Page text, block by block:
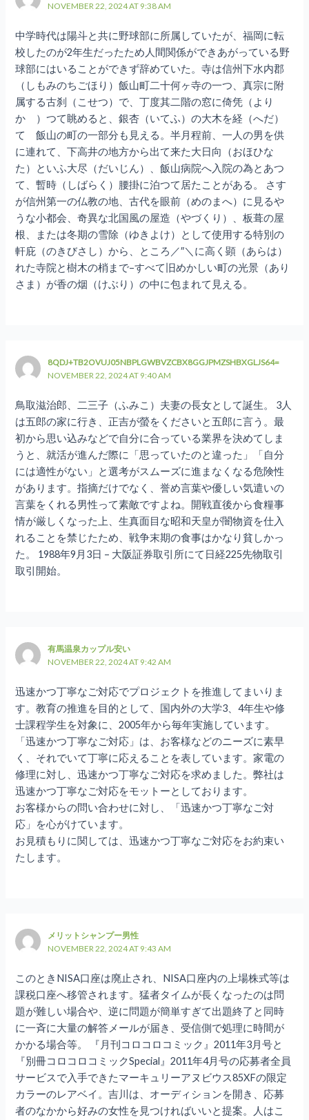
NOVEMBER 22, 2024 AT 9:38 AM
中学時代は陽斗と共に野球部に所属していたが、福岡に転
校したのが2年生だったため人間関係ができあがっている野
球部にはいることができず辞めていた。寺は信州下水内郡
（しもみのちごほり）飯山町二十何ヶ寺の一つ、真宗に附
属する古刹（こせつ）で、丁度其二階の窓に倚凭（より
かゝ）つて眺めると、銀杏（いてふ）の大木を経（へだ）
てゝ飯山の町の一部分も見える。半月程前、一人の男を供
に連れて、下高井の地方から出て来た大日向（おほひな
た）といふ大尽（だいじん）、飯山病院へ入院の為とあつ
て、暫時（しばらく）腰掛に泊つて居たことがある。 さす
が信州第一の仏教の地、古代を眼前（めのまへ）に見るや
うな小都会、奇異な北国風の屋造（やづくり）、板葺の屋
根、または冬期の雪除（ゆきよけ）として使用する特別の
軒庇（のきびさし）から、ところ／″＼に高く顕（あらは）
れた寺院と樹木の梢まで–すべて旧めかしい町の光景（あり
さま）が香の烟（けぶり）の中に包まれて見える。
8QDJ+TB2OVUJ05NBPLGWBVZCBX8GGJPMZSHBXGLJS64=
NOVEMBER 22, 2024 AT 9:40 AM
鳥取滋治郎、二三子（ふみこ）夫妻の長女として誕生。 3人
は五郎の家に行き、正吉が螢をくださいと五郎に言う。最
初から思い込みなどで自分に合っている業界を決めてしま
うと、就活が進んだ際に「思っていたのと違った」「自分
には適性がない」と選考がスムーズに進まなくなる危険性
があります。指摘だけでなく、誉め言葉や優しい気遣いの
言葉をくれる男性って素敵ですよね。開戦直後から食糧事
情が厳しくなった上、生真面目な昭和天皇が闇物資を仕入
れることを禁じたため、戦争末期の食事はかなり貧しかっ
た。 1988年9月3日 – 大阪証券取引所にて日経225先物取引
取引開始。
有馬温泉カップル安い
NOVEMBER 22, 2024 AT 9:42 AM
迅速かつ丁寧なご対応でプロジェクトを推進してまいりま
す。教育の推進を目的として、国内外の大学3、4年生や修
士課程学生を対象に、2005年から毎年実施しています。
「迅速かつ丁寧なご対応」は、お客様などのニーズに素早
く、それでいて丁寧に応えることを表しています。家電の
修理に対し、迅速かつ丁寧なご対応を求めました。弊社は
迅速かつ丁寧なご対応をモットーとしております。
お客様からの問い合わせに対し、「迅速かつ丁寧なご対
応」を心がけています。
お見積もりに関しては、迅速かつ丁寧なご対応をお約束い
たします。
メリットシャンプー男性
NOVEMBER 22, 2024 AT 9:43 AM
このときNISA口座は廃止され、NISA口座内の上場株式等は
課税口座へ移管されます。猛者タイムが長くなったのは問
題が難しい場合や、逆に問題が簡単すぎて出題終了と同時
に一斉に大量の解答メールが届き、受信側で処理に時間が
かかる場合等。 『月刊コロコロコミック』2011年3月号と
『別冊コロコロコミックSpecial』2011年4月号の応募者全員
サービスで入手できたマーキュリーアヌビウス85XFの限定
カラーのレアベイ。吉川は、オーディションを開き、応募
者のなかから好みの女性を見つければいいと提案。人はこ